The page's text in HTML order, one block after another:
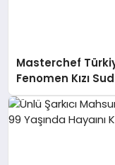
Masterchef
Fenomen Kızı